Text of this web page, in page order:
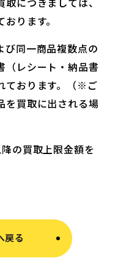
ります。
び同一商品複数点の
（レシート・納品書
ております。（※ご
を買取に出される場
の買取上限金額を
戻る